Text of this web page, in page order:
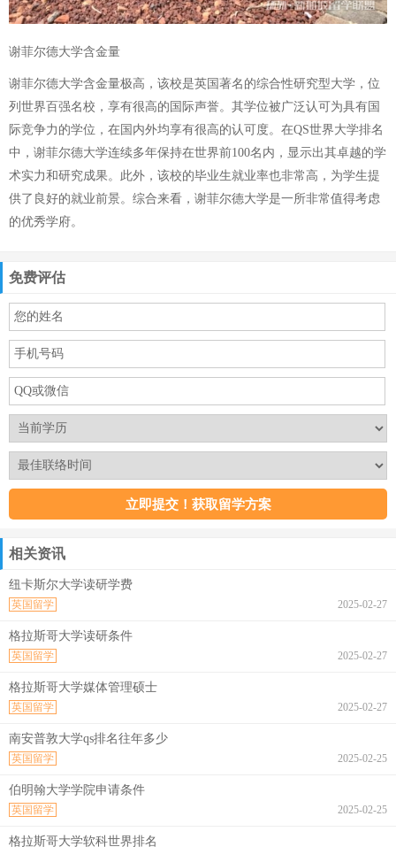
谢菲尔德大学含金量
谢菲尔德大学含金量极高，该校是英国著名的综合性研究型大学，位
列世界百强名校，享有很高的国际声誉。其学位被广泛认可为具有国
际竞争力的学位，在国内外均享有很高的认可度。在QS世界大学排名
中，谢菲尔德大学连续多年保持在世界前100名内，显示出其卓越的学
术实力和研究成果。此外，该校的毕业生就业率也非常高，为学生提
供了良好的就业前景。综合来看，谢菲尔德大学是一所非常值得考虑
的优秀学府。
免费评估
相关资讯
纽卡斯尔大学读研学费
2025-02-27
英国留学
格拉斯哥大学读研条件
2025-02-27
英国留学
格拉斯哥大学媒体管理硕士
2025-02-27
英国留学
南安普敦大学qs排名往年多少
2025-02-25
英国留学
伯明翰大学学院申请条件
2025-02-25
英国留学
格拉斯哥大学软科世界排名